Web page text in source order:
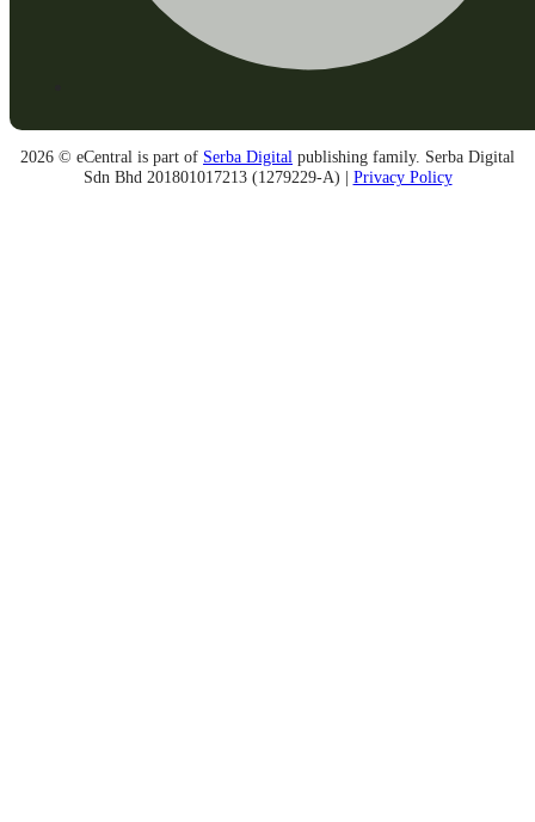
2026 © eCentral is part of Serba Digital publishing family. Serba Digital
Sdn Bhd 201801017213 (1279229-A) | Privacy Policy